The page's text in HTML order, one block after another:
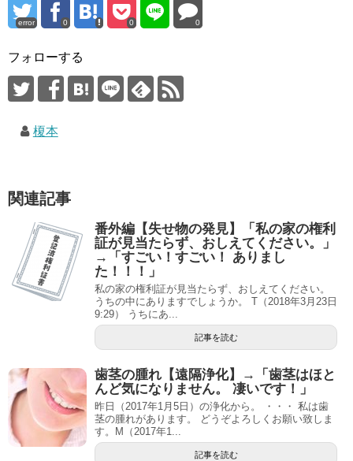
error 0 0 0
フォローする
榎本
関連記事
番外編【失せ物の発見】「私の家の権利
証が見当たらず、おしえてください。」
→「すごい！すごい！ ありまし
た！！！」
私の家の権利証が見当たらず、おしえてください。
うちの中にありますでしょうか。 T（2018年3月23日
9:29） うちにあ...
記事を読む
歯茎の腫れ【遠隔浄化】→「歯茎はほと
んど気になりません。 凄いです！」
昨日（2017年1月5日）の浄化から。 ・・・ 私は歯
茎の腫れがあります。 どうぞよろしくお願い致しま
す。M（2017年1...
記事を読む